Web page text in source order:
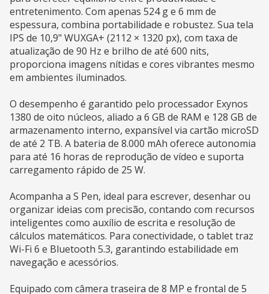
entretenimento. Com apenas 524 g e 6 mm de
espessura, combina portabilidade e robustez. Sua tela
IPS de 10,9" WUXGA+ (2112 × 1320 px), com taxa de
atualização de 90 Hz e brilho de até 600 nits,
proporciona imagens nítidas e cores vibrantes mesmo
em ambientes iluminados.
O desempenho é garantido pelo processador Exynos
1380 de oito núcleos, aliado a 6 GB de RAM e 128 GB de
armazenamento interno, expansível via cartão microSD
de até 2 TB. A bateria de 8.000 mAh oferece autonomia
para até 16 horas de reprodução de vídeo e suporta
carregamento rápido de 25 W.
Acompanha a S Pen, ideal para escrever, desenhar ou
organizar ideias com precisão, contando com recursos
inteligentes como auxílio de escrita e resolução de
cálculos matemáticos. Para conectividade, o tablet traz
Wi-Fi 6 e Bluetooth 5.3, garantindo estabilidade em
navegação e acessórios.
Equipado com câmera traseira de 8 MP e frontal de 5